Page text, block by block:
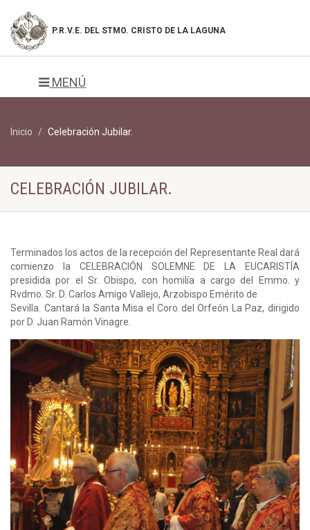
P.R.V.E. DEL STMO. CRISTO DE LA LAGUNA
MENÚ
Inicio Celebración Jubilar.
CELEBRACIÓN JUBILAR.
Terminados los actos de la recepción del Representante Real dará
comienzo la CELEBRACIÓN SOLEMNE DE LA EUCARISTÍA
presidida por el Sr. Obispo, con homilía a cargo del Emmo. y
Rvdmo. Sr. D. Carlos Amigo Vallejo, Arzobispo Emérito de
Sevilla. Cantará la Santa Misa el Coro del Orfeón La Paz, dirigido
por D. Juan Ramón Vinagre.